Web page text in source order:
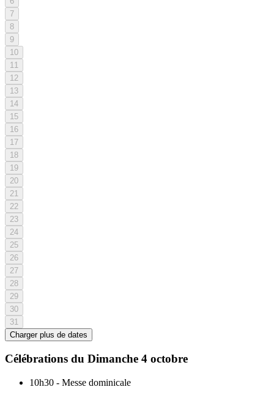
7
8
9
10
11
12
13
14
15
16
17
18
19
20
21
22
23
24
25
26
27
28
29
30
31
Charger plus de dates
Célébrations du Dimanche 4 octobre
10h30 - Messe dominicale